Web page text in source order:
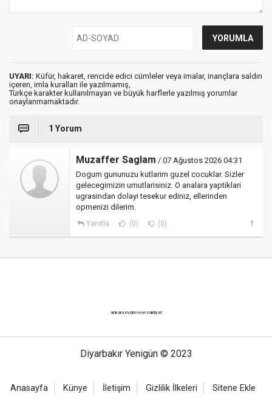
UYARI: Küfür, hakaret, rencide edici cümleler veya imalar, inançlara saldırı
içeren, imla kuralları ile yazılmamış,
Türkçe karakter kullanılmayan ve büyük harflerle yazılmış yorumlar
onaylanmamaktadır.
1 Yorum
Muzaffer Saglam / 07 Ağustos 2026 04:31
Dogum gununuzu kutlarim guzel cocuklar. Sizler
gelecegimizin umutlarisiniz. O analara yaptiklari
ugrasindan dolayi tesekur ediniz, ellerinden
opmenizi dilerim.
Yanıtla (0) (0)
ankara evden eve nakliyat
Diyarbakır Yenigün © 2023
Anasayfa Künye İletişim Gizlilik İlkeleri Sitene Ekle